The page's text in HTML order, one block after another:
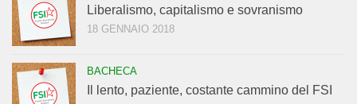
Liberalismo, capitalismo e sovranismo
18 GENNAIO 2018
BACHECA
Il lento, paziente, costante cammino del FSI